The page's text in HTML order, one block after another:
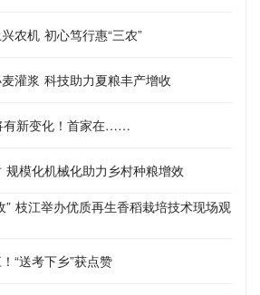
农机 初心笃行惠“三农”
灌浆 科技助力夏粮丰产增收
有新变化！首家在……
规模化机械化助力乡村种粮增效
” 枝江举办优质再生香稻栽培技术现场观
“送考下乡”获点赞